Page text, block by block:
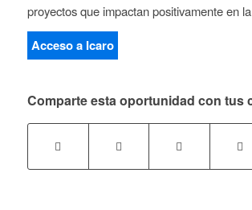
proyectos que impactan positivamente en
Acceso a Icaro
Comparte esta oportunidad con tus